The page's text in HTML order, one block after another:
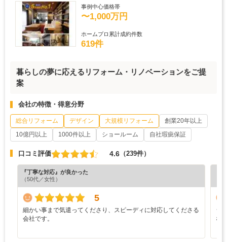
事例中心価格帯
〜1,000万円
ホームプロ累計成約件数
619件
暮らしの夢に応えるリフォーム・リノベーションをご提
案
会社の特徴・得意分野
総合リフォーム デザイン 大規模リフォーム
創業20年以上
10億円以上
1000件以上 ショールーム 自社瑕疵保証
口コミ評価 4.6 （239件）
『丁寧な対応』が良かった
（50代／女性）
5
細かい事まで気遣ってくださり、スピーディに対応してくださる
会社です。
シ
な